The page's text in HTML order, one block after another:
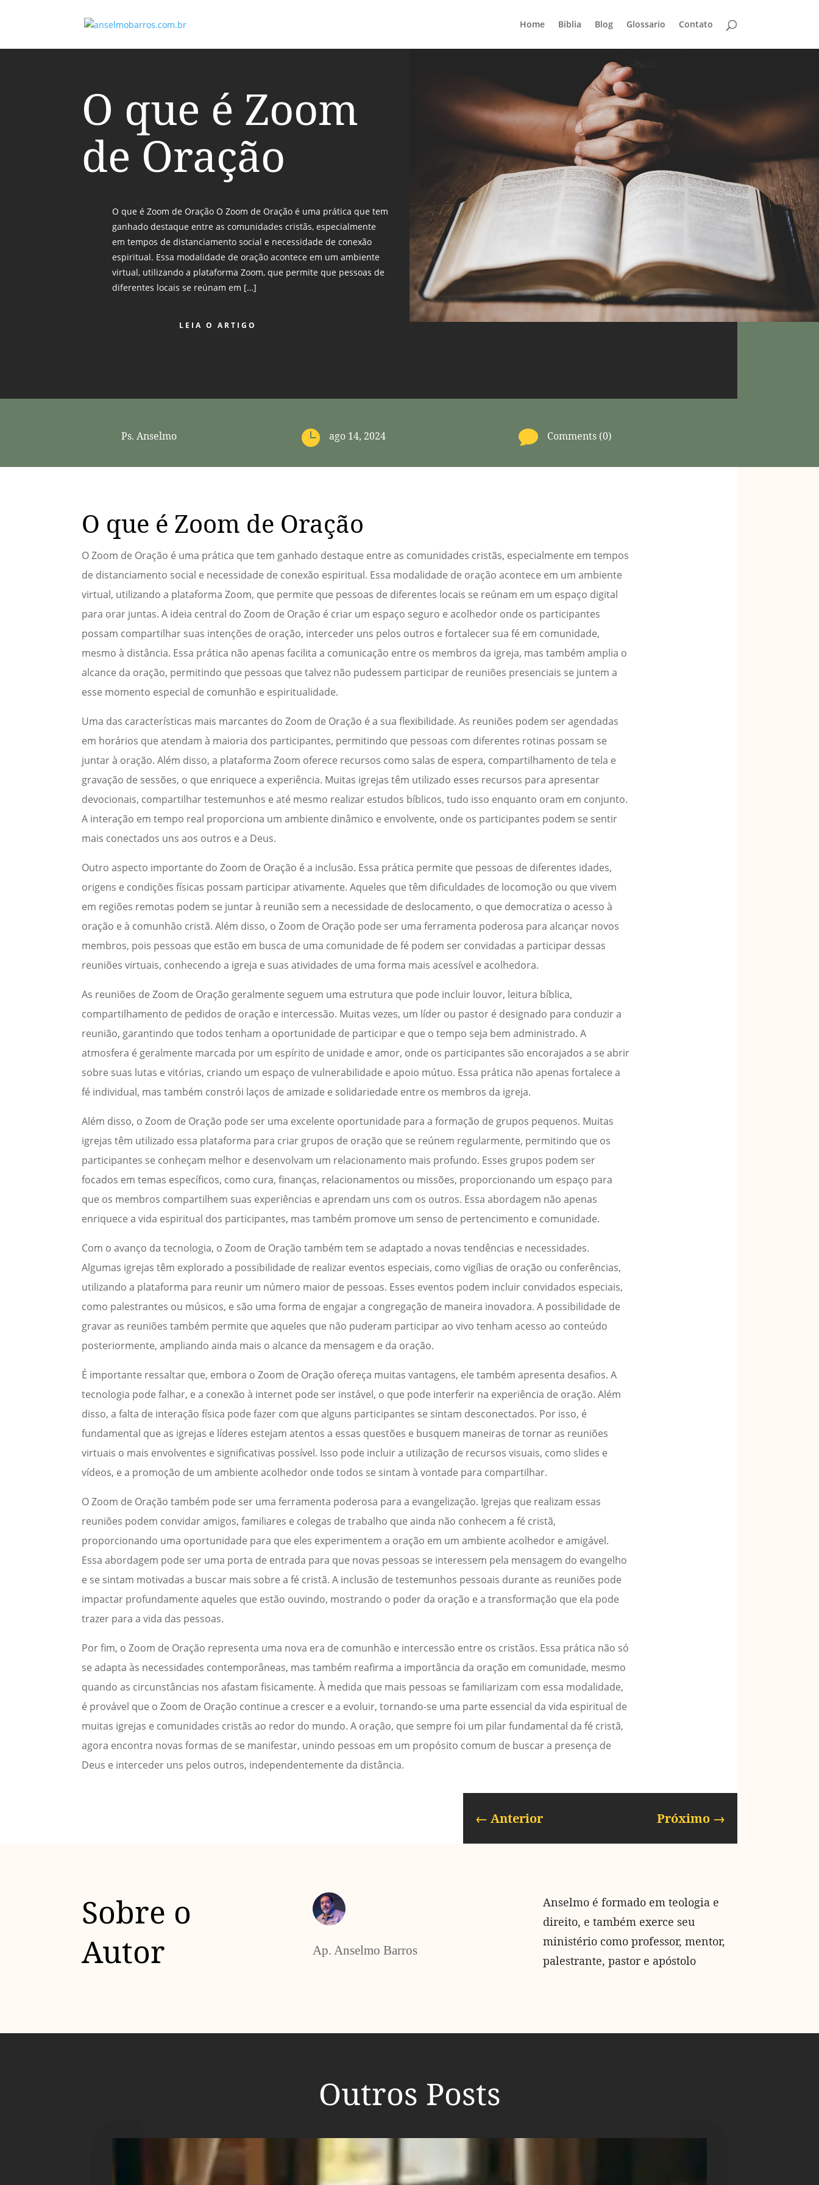
Home Biblia Blog Glossario Contato
O que é Zoom
de Oração
O que é Zoom de Oração O Zoom de Oração é uma prática que tem
ganhado destaque entre as comunidades cristãs, especialmente
em tempos de distanciamento social e necessidade de conexão
espiritual. Essa modalidade de oração acontece em um ambiente
virtual, utilizando a plataforma Zoom, que permite que pessoas de
diferentes locais se reúnam em […]
LEIA O ARTIGO
Ps. Anselmo  ago 14, 2024  Comments (0)
O que é Zoom de Oração
O Zoom de Oração é uma prática que tem ganhado destaque entre as comunidades cristãs, especialmente em tempos
de distanciamento social e necessidade de conexão espiritual. Essa modalidade de oração acontece em um ambiente
virtual, utilizando a plataforma Zoom, que permite que pessoas de diferentes locais se reúnam em um espaço digital
para orar juntas. A ideia central do Zoom de Oração é criar um espaço seguro e acolhedor onde os participantes
possam compartilhar suas intenções de oração, interceder uns pelos outros e fortalecer sua fé em comunidade,
mesmo à distância. Essa prática não apenas facilita a comunicação entre os membros da igreja, mas também amplia o
alcance da oração, permitindo que pessoas que talvez não pudessem participar de reuniões presenciais se juntem a
esse momento especial de comunhão e espiritualidade.
Uma das características mais marcantes do Zoom de Oração é a sua flexibilidade. As reuniões podem ser agendadas
em horários que atendam à maioria dos participantes, permitindo que pessoas com diferentes rotinas possam se
juntar à oração. Além disso, a plataforma Zoom oferece recursos como salas de espera, compartilhamento de tela e
gravação de sessões, o que enriquece a experiência. Muitas igrejas têm utilizado esses recursos para apresentar
devocionais, compartilhar testemunhos e até mesmo realizar estudos bíblicos, tudo isso enquanto oram em conjunto.
A interação em tempo real proporciona um ambiente dinâmico e envolvente, onde os participantes podem se sentir
mais conectados uns aos outros e a Deus.
Outro aspecto importante do Zoom de Oração é a inclusão. Essa prática permite que pessoas de diferentes idades,
origens e condições físicas possam participar ativamente. Aqueles que têm dificuldades de locomoção ou que vivem
em regiões remotas podem se juntar à reunião sem a necessidade de deslocamento, o que democratiza o acesso à
oração e à comunhão cristã. Além disso, o Zoom de Oração pode ser uma ferramenta poderosa para alcançar novos
membros, pois pessoas que estão em busca de uma comunidade de fé podem ser convidadas a participar dessas
reuniões virtuais, conhecendo a igreja e suas atividades de uma forma mais acessível e acolhedora.
As reuniões de Zoom de Oração geralmente seguem uma estrutura que pode incluir louvor, leitura bíblica,
compartilhamento de pedidos de oração e intercessão. Muitas vezes, um líder ou pastor é designado para conduzir a
reunião, garantindo que todos tenham a oportunidade de participar e que o tempo seja bem administrado. A
atmosfera é geralmente marcada por um espírito de unidade e amor, onde os participantes são encorajados a se abrir
sobre suas lutas e vitórias, criando um espaço de vulnerabilidade e apoio mútuo. Essa prática não apenas fortalece a
fé individual, mas também constrói laços de amizade e solidariedade entre os membros da igreja.
Além disso, o Zoom de Oração pode ser uma excelente oportunidade para a formação de grupos pequenos. Muitas
igrejas têm utilizado essa plataforma para criar grupos de oração que se reúnem regularmente, permitindo que os
participantes se conheçam melhor e desenvolvam um relacionamento mais profundo. Esses grupos podem ser
focados em temas específicos, como cura, finanças, relacionamentos ou missões, proporcionando um espaço para
que os membros compartilhem suas experiências e aprendam uns com os outros. Essa abordagem não apenas
enriquece a vida espiritual dos participantes, mas também promove um senso de pertencimento e comunidade.
Com o avanço da tecnologia, o Zoom de Oração também tem se adaptado a novas tendências e necessidades.
Algumas igrejas têm explorado a possibilidade de realizar eventos especiais, como vigílias de oração ou conferências,
utilizando a plataforma para reunir um número maior de pessoas. Esses eventos podem incluir convidados especiais,
como palestrantes ou músicos, e são uma forma de engajar a congregação de maneira inovadora. A possibilidade de
gravar as reuniões também permite que aqueles que não puderam participar ao vivo tenham acesso ao conteúdo
posteriormente, ampliando ainda mais o alcance da mensagem e da oração.
É importante ressaltar que, embora o Zoom de Oração ofereça muitas vantagens, ele também apresenta desafios. A
tecnologia pode falhar, e a conexão à internet pode ser instável, o que pode interferir na experiência de oração. Além
disso, a falta de interação física pode fazer com que alguns participantes se sintam desconectados. Por isso, é
fundamental que as igrejas e líderes estejam atentos a essas questões e busquem maneiras de tornar as reuniões
virtuais o mais envolventes e significativas possível. Isso pode incluir a utilização de recursos visuais, como slides e
vídeos, e a promoção de um ambiente acolhedor onde todos se sintam à vontade para compartilhar.
O Zoom de Oração também pode ser uma ferramenta poderosa para a evangelização. Igrejas que realizam essas
reuniões podem convidar amigos, familiares e colegas de trabalho que ainda não conhecem a fé cristã,
proporcionando uma oportunidade para que eles experimentem a oração em um ambiente acolhedor e amigável.
Essa abordagem pode ser uma porta de entrada para que novas pessoas se interessem pela mensagem do evangelho
e se sintam motivadas a buscar mais sobre a fé cristã. A inclusão de testemunhos pessoais durante as reuniões pode
impactar profundamente aqueles que estão ouvindo, mostrando o poder da oração e a transformação que ela pode
trazer para a vida das pessoas.
Por fim, o Zoom de Oração representa uma nova era de comunhão e intercessão entre os cristãos. Essa prática não só
se adapta às necessidades contemporâneas, mas também reafirma a importância da oração em comunidade, mesmo
quando as circunstâncias nos afastam fisicamente. À medida que mais pessoas se familiarizam com essa modalidade,
é provável que o Zoom de Oração continue a crescer e a evoluir, tornando-se uma parte essencial da vida espiritual de
muitas igrejas e comunidades cristãs ao redor do mundo. A oração, que sempre foi um pilar fundamental da fé cristã,
agora encontra novas formas de se manifestar, unindo pessoas em um propósito comum de buscar a presença de
Deus e interceder uns pelos outros, independentemente da distância.
← Anterior Próximo→
Sobre o
Autor
Ap. Anselmo Barros
Anselmo é formado em teologia e
direito, e também exerce seu
ministério como professor, mentor,
palestrante, pastor e apóstolo
Outros Posts